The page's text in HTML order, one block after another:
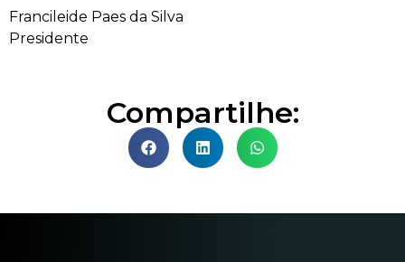
Francileide Paes da Silva
Presidente
Compartilhe: